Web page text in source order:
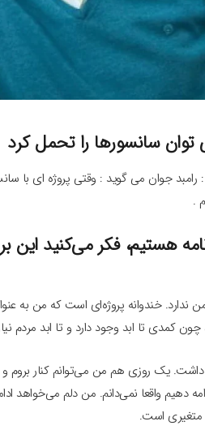
سانسورها را تحمل کرد
جوان می گوید : وقتی پروژه ای با
.
هستیم، فکر می‌کنید این
ندارد. خندوانه پروژه‌ای است که من به
کمدی تا ابد وجود دارد و تا ابد مردم
یک روزی هم من می‌توانم کنار بروم و
دهیم واقعا نمی‌دانم. من دلم می‌خواهد
متغیری است.